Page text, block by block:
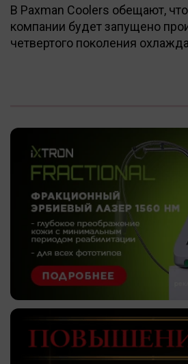
В Paxman Coolers обещают,
компании будет запущено
четвертого поколения